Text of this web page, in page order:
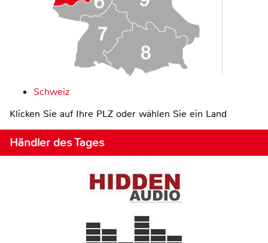
Schweiz
Klicken Sie auf Ihre PLZ oder wählen Sie ein Land
Händler des Tages